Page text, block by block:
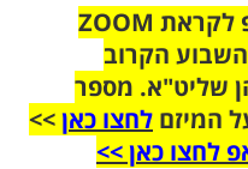
הצטרפו לקבוצת הוואטסאפ לקראת ZOOM
הקרוב
שליט"א. מספר
המיזם לחצו כאן>>
לחצו כאן >>